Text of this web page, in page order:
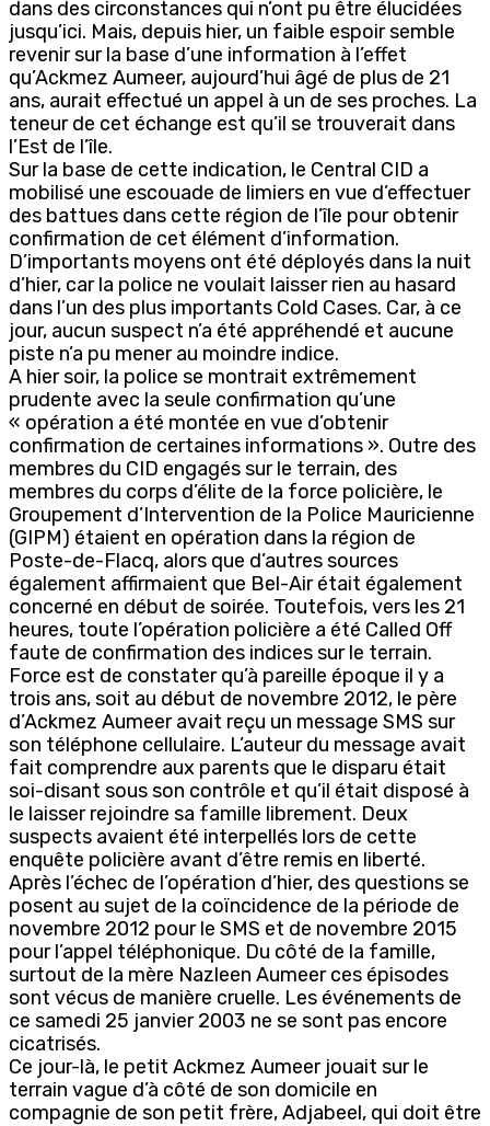
dans des circonstances qui n’ont pu être élucidées
jusqu’ici. Mais, depuis hier, un faible espoir semble
revenir sur la base d’une information à l’effet
qu’Ackmez Aumeer, aujourd’hui âgé de plus de 21
ans, aurait effectué un appel à un de ses proches. La
teneur de cet échange est qu’il se trouverait dans
l’Est de l’île.
Sur la base de cette indication, le Central CID a
mobilisé une escouade de limiers en vue d’effectuer
des battues dans cette région de l’île pour obtenir
confirmation de cet élément d’information.
D’importants moyens ont été déployés dans la nuit
d’hier, car la police ne voulait laisser rien au hasard
dans l’un des plus importants Cold Cases. Car, à ce
jour, aucun suspect n’a été appréhendé et aucune
piste n’a pu mener au moindre indice.
A hier soir, la police se montrait extrêmement
prudente avec la seule confirmation qu’une
« opération a été montée en vue d’obtenir
confirmation de certaines informations ». Outre des
membres du CID engagés sur le terrain, des
membres du corps d’élite de la force policière, le
Groupement d’Intervention de la Police Mauricienne
(GIPM) étaient en opération dans la région de
Poste-de-Flacq, alors que d’autres sources
également affirmaient que Bel-Air était également
concerné en début de soirée. Toutefois, vers les 21
heures, toute l’opération policière a été Called Off
faute de confirmation des indices sur le terrain.
Force est de constater qu’à pareille époque il y a
trois ans, soit au début de novembre 2012, le père
d’Ackmez Aumeer avait reçu un message SMS sur
son téléphone cellulaire. L’auteur du message avait
fait comprendre aux parents que le disparu était
soi-disant sous son contrôle et qu’il était disposé à
le laisser rejoindre sa famille librement. Deux
suspects avaient été interpellés lors de cette
enquête policière avant d’être remis en liberté.
Après l’échec de l’opération d’hier, des questions se
posent au sujet de la coïncidence de la période de
novembre 2012 pour le SMS et de novembre 2015
pour l’appel téléphonique. Du côté de la famille,
surtout de la mère Nazleen Aumeer ces épisodes
sont vécus de manière cruelle. Les événements de
ce samedi 25 janvier 2003 ne se sont pas encore
cicatrisés.
Ce jour-là, le petit Ackmez Aumeer jouait sur le
terrain vague d’à côté de son domicile en
compagnie de son petit frère, Adjabeel, qui doit être